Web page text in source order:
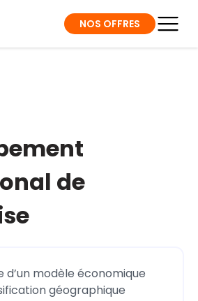
NOS OFFRES
de
d’un modèle économique
géographique